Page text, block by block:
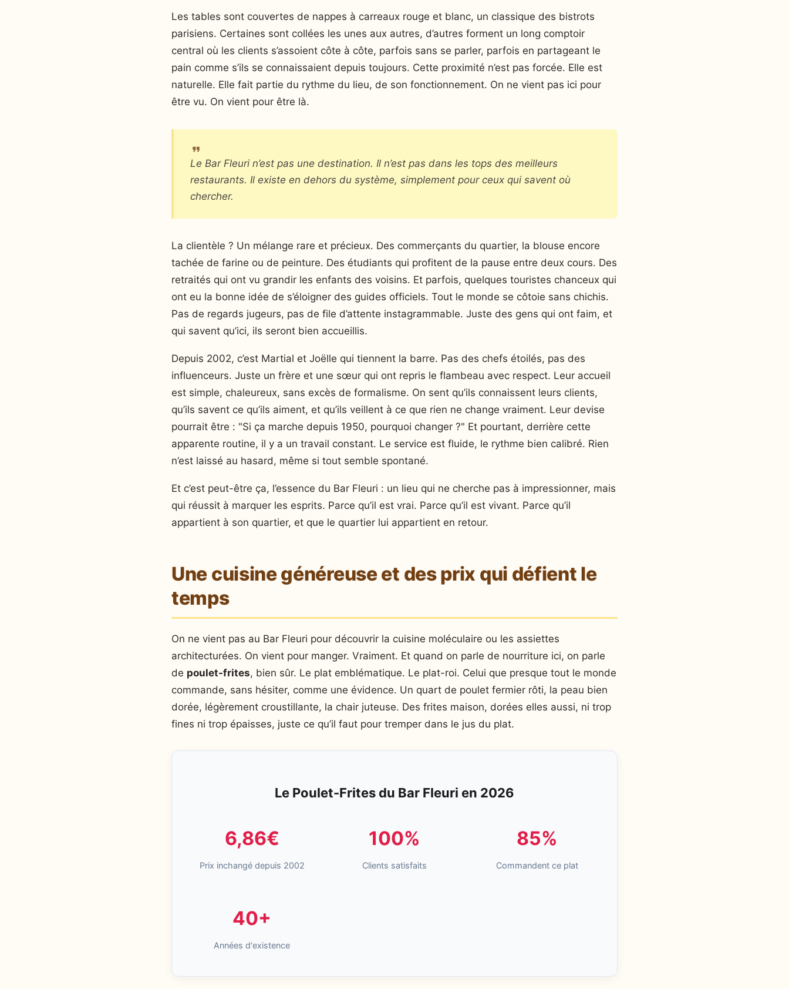
Les tables sont couvertes de nappes à carreaux rouge et blanc, un classique des bistrots
parisiens. Certaines sont collées les unes aux autres, d’autres forment un long comptoir
central où les clients s’assoient côte à côte, parfois sans se parler, parfois en partageant le
pain comme s’ils se connaissaient depuis toujours. Cette proximité n’est pas forcée. Elle est
naturelle. Elle fait partie du rythme du lieu, de son fonctionnement. On ne vient pas ici pour
être vu. On vient pour être là.
Le Bar Fleuri n’est pas une destination. Il n’est pas dans les tops des meilleurs
restaurants. Il existe en dehors du système, simplement pour ceux qui savent où
chercher.
La clientèle ? Un mélange rare et précieux. Des commerçants du quartier, la blouse encore
tachée de farine ou de peinture. Des étudiants qui profitent de la pause entre deux cours. Des
retraités qui ont vu grandir les enfants des voisins. Et parfois, quelques touristes chanceux qui
ont eu la bonne idée de s’éloigner des guides officiels. Tout le monde se côtoie sans chichis.
Pas de regards jugeurs, pas de file d’attente instagrammable. Juste des gens qui ont faim, et
qui savent qu’ici, ils seront bien accueillis.
Depuis 2002, c’est Martial et Joëlle qui tiennent la barre. Pas des chefs étoilés, pas des
influenceurs. Juste un frère et une sœur qui ont repris le flambeau avec respect. Leur accueil
est simple, chaleureux, sans excès de formalisme. On sent qu’ils connaissent leurs clients,
qu’ils savent ce qu’ils aiment, et qu’ils veillent à ce que rien ne change vraiment. Leur devise
pourrait être : "Si ça marche depuis 1950, pourquoi changer ?" Et pourtant, derrière cette
apparente routine, il y a un travail constant. Le service est fluide, le rythme bien calibré. Rien
n’est laissé au hasard, même si tout semble spontané.
Et c’est peut-être ça, l’essence du Bar Fleuri : un lieu qui ne cherche pas à impressionner, mais
qui réussit à marquer les esprits. Parce qu’il est vrai. Parce qu’il est vivant. Parce qu’il
appartient à son quartier, et que le quartier lui appartient en retour.
Une cuisine généreuse et des prix qui défient le
temps
On ne vient pas au Bar Fleuri pour découvrir la cuisine moléculaire ou les assiettes
architecturées. On vient pour manger. Vraiment. Et quand on parle de nourriture ici, on parle
de poulet-frites, bien sûr. Le plat emblématique. Le plat-roi. Celui que presque tout le monde
commande, sans hésiter, comme une évidence. Un quart de poulet fermier rôti, la peau bien
dorée, légèrement croustillante, la chair juteuse. Des frites maison, dorées elles aussi, ni trop
fines ni trop épaisses, juste ce qu’il faut pour tremper dans le jus du plat.
Le Poulet-Frites du Bar Fleuri en 2026
6,86€
Prix inchangé depuis 2002
100%
Clients satisfaits
85%
Commandent ce plat
40+
Années d'existence